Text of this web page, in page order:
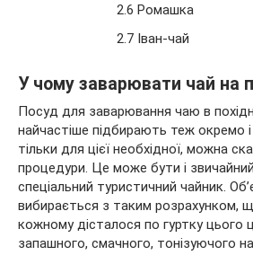
2.6 Ромашка
2.7 Іван-чай
У чому заварювати чай на
Посуд для заварювання чаю в
найчастіше підбирають теж окремо
тільки для цієї необхідної, можна
процедури. Це може бути і
спеціальний туристичний чайник.
вибирається з таким розрахунком,
кожному дісталося по гуртку цього
запашного, смачного, тонізуючого